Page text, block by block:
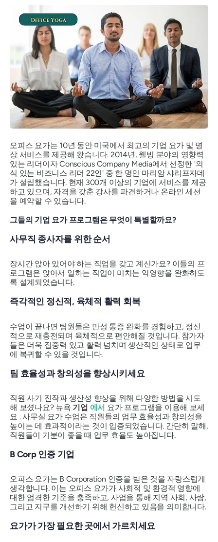
오피스 요가는 10년 동안 미국에서 최고의 기업 요가 및 명
상 서비스를 제공해 왔습니다. 2014년, 웰빙 분야의 영향력
있는 리더이자 Conscious Company Media에서 선정한 '의
식 있는 비즈니스 리더 22인' 중 한 명인 마리암 샤리프자데
가 설립했습니다. 현재 300개 이상의 기업에 서비스를 제공
하고 있으며, 자격을 갖춘 강사를 파견하거나 온라인 세션
을 예약할 수 있습니다.
그들의 기업 요가 프로그램은 무엇이 특별할까요?
사무직 종사자를 위한 순서
장시간 앉아 있어야 하는 직업을 갖고 계신가요? 이들의 프
로그램은 앉아서 일하는 직업이 미치는 악영향을 완화하도
록 설계되었습니다.
즉각적인 정신적, 육체적 활력 회복
수업이 끝나면 팀원들은 만성 통증 완화를 경험하고, 정신
적으로 재충전되며 육체적으로 편안해질 것입니다. 참가자
들은 더욱 집중력 있고 활력 넘치며 생산적인 상태로 업무
에 복귀할 수 있을 것입니다.
팀 효율성과 창의성을 향상시키세요
직원 사기 진작과 생산성 향상을 위해 다양한 방법을 시도
해 보셨나요? 뉴욕 기업 에서 요가 프로그램을 이용해 보세
요 . 사무실 요가 수업은 직원들의 업무 효율성과 창의성을
높이는 데 효과적이라는 것이 입증되었습니다. 간단히 말해,
직원들이 기분이 좋을 때 업무 효율도 높아집니다.
B Corp 인증 기업
오피스 요가는 B Corporation 인증을 받은 것을 자랑스럽게
생각합니다. 이는 오피스 요가가 사회적 및 환경적 영향에
대한 엄격한 기준을 충족하고, 사업을 통해 지역 사회, 사람,
그리고 지구를 개선하기 위해 헌신하고 있음을 의미합니다.
요가가 가장 필요한 곳에서 가르치세요